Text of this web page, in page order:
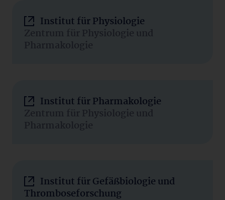
Institut für Physiologie
Zentrum für Physiologie und
Pharmakologie
Institut für Pharmakologie
Zentrum für Physiologie und
Pharmakologie
Institut für Gefäßbiologie und
Thromboseforschung